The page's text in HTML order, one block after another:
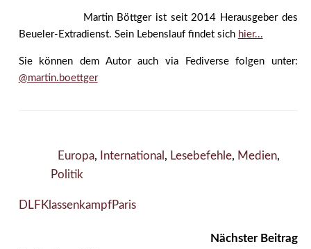
Martin Böttger ist seit 2014 Herausgeber des
Beueler-Extradienst. Sein Lebenslauf findet sich hier...
Sie können dem Autor auch via Fediverse folgen unter:
@martin.boettger
Europa, International , Lesebefehle, Medien,
Politik
DLF KlassenkampfParis
Nächster Beitrag